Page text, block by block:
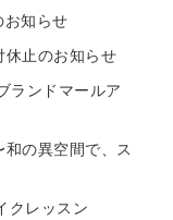
知らせ
休止のお知らせ
ランドマールア
の異空間で、ス
クレッスン